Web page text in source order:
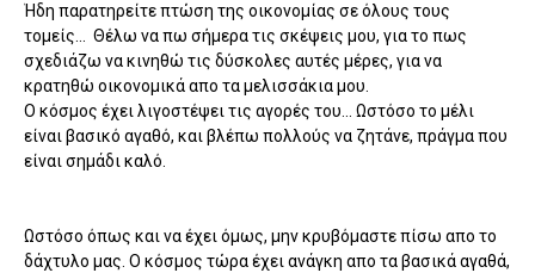
Ήδη παρατηρείτε πτώση της οικονομίας σε όλους τους
τομείς... Θέλω να πω σήμερα τις σκέψεις μου, για το πως
σχεδιάζω να κινηθώ τις δύσκολες αυτές μέρες, για να
κρατηθώ οικονομικά απο τα μελισσάκια μου.
Ο κόσμος έχει λιγοστέψει τις αγορές του... Ωστόσο το μέλι
είναι βασικό αγαθό, και βλέπω πολλούς να ζητάνε, πράγμα που
είναι σημάδι καλό.
Ωστόσο όπως και να έχει όμως, μην κρυβόμαστε πίσω απο το
δάχτυλο μας. Ο κόσμος τώρα έχει ανάγκη απο τα βασικά αγαθά,